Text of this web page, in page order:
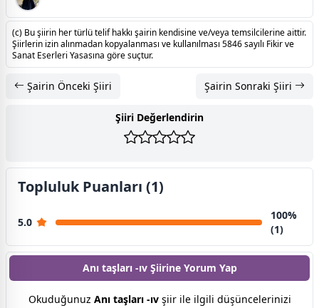
(c) Bu şiirin her türlü telif hakkı şairin kendisine ve/veya temsilcilerine aittir.
Şiirlerin izin alınmadan kopyalanması ve kullanılması 5846 sayılı Fikir ve
Sanat Eserleri Yasasına göre suçtur.
Şairin Önceki Şiiri Şairin Sonraki Şiiri
Şiiri Değerlendirin
Topluluk Puanları (1)
5.0
100%
(1)
Anı taşları -ıv Şiirine Yorum Yap
Okuduğunuz Anı taşları -ıvşiir ile ilgili düşüncelerinizi